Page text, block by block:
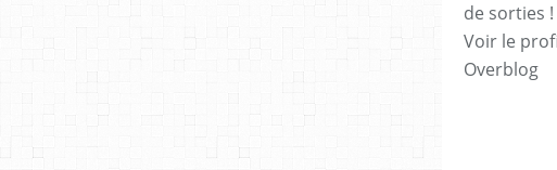
de sorties !
Voir le
Overblog